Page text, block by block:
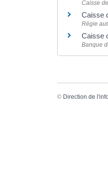
Caisse
Caisse
Régie
Caisse
Banque
© Direction de